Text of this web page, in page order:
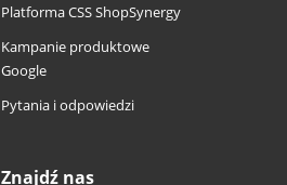
Platforma CSS ShopSynergy
Kampanie produktowe
Google
Pytania i odpowiedzi
Znajdź nas